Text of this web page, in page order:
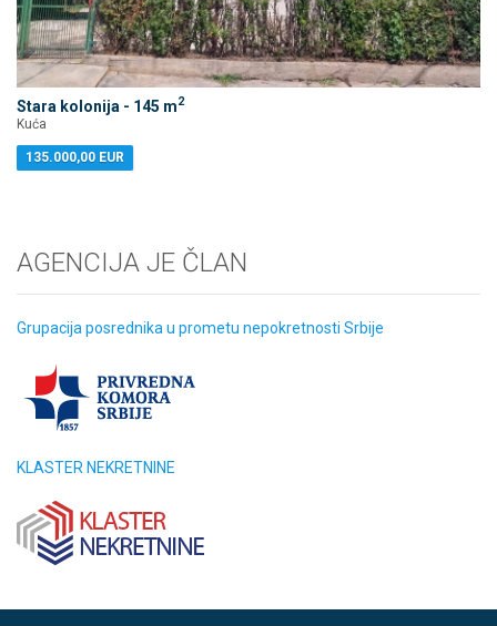
Stara kolonija - 145 m2
Kuća
135.000,00 EUR
AGENCIJA JE ČLAN
Grupacija posrednika u prometu nepokretnosti Srbije
KLASTER NEKRETNINE